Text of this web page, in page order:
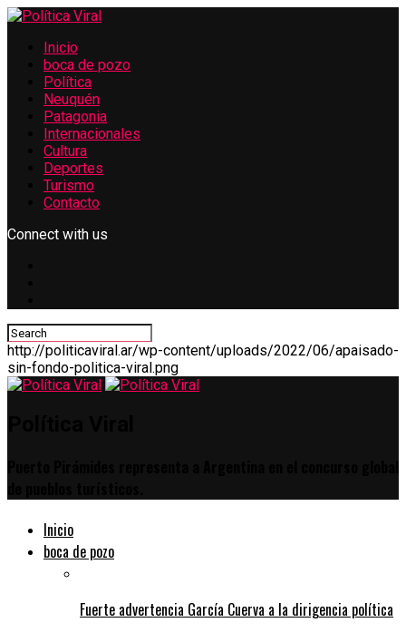
Inicio
boca de pozo
Política
Neuquén
Patagonia
Internacionales
Cultura
Deportes
Turismo
Contacto
Connect with us
http://politicaviral.ar/wp-content/uploads/2022/06/apaisado-
sin-fondo-politica-viral.png
Inicio
boca de pozo
Fuerte advertencia García Cuerva a la dirigencia política